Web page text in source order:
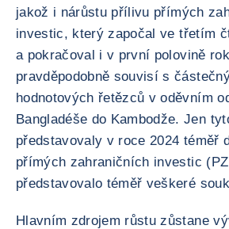
jakož i nárůstu přílivu přímých
investic, který započal ve třetím
a pokračoval i v první polovině
pravděpodobně souvisí s
hodnotových řetězců v oděvním
Bangladéše do Kambodže. Jen
představovaly v roce 2024 téměř
přímých zahraničních investic
představovalo téměř veškeré
Hlavním zdrojem růstu zůstane